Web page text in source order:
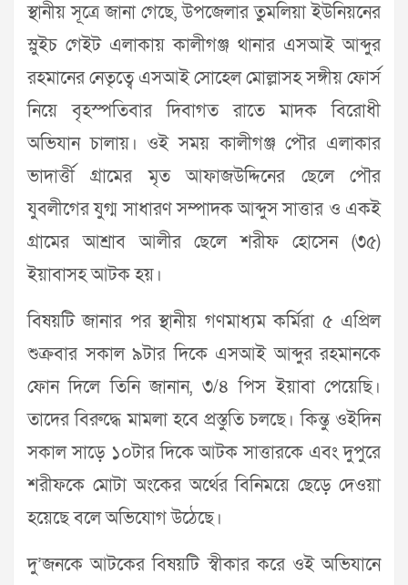
স্থানীয় সূত্রে জানা গেছে, উপজেলার তুমলিয়া ইউনিয়নের
স্লুইচ গেইট এলাকায় কালীগঞ্জ থানার এসআই আব্দুর
রহমানের নেতৃত্বে এসআই সোহেল মোল্লাসহ সঙ্গীয় ফোর্স
নিয়ে বৃহস্পতিবার দিবাগত রাতে মাদক বিরোধী
অভিযান চালায়। ওই সময় কালীগঞ্জ পৌর এলাকার
ভাদার্ত্তী গ্রামের মৃত আফাজউদ্দিনের ছেলে পৌর
যুবলীগের যুগ্ম সাধারণ সম্পাদক আব্দুস সাত্তার ও একই
গ্রামের আশ্রাব আলীর ছেলে শরীফ হোসেন (৩৫)
ইয়াবাসহ আটক হয়।
বিষয়টি জানার পর স্থানীয় গণমাধ্যম কর্মিরা ৫ এপ্রিল
শুক্রবার সকাল ৯টার দিকে এসআই আব্দুর রহমানকে
ফোন দিলে তিনি জানান, ৩/৪ পিস ইয়াবা পেয়েছি।
তাদের বিরুদ্ধে মামলা হবে প্রস্তুতি চলছে। কিন্তু ওইদিন
সকাল সাড়ে ১০টার দিকে আটক সাত্তারকে এবং দুপুরে
শরীফকে মোটা অংকের অর্থের বিনিময়ে ছেড়ে দেওয়া
হয়েছে বলে অভিযোগ উঠেছে।
দু’জনকে আটকের বিষয়টি স্বীকার করে ওই অভিযানে